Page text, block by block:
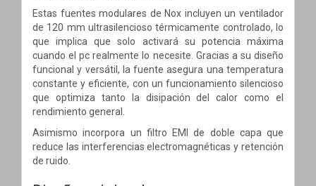
Estas fuentes modulares de Nox incluyen un ventilador
de 120 mm ultrasilencioso térmicamente controlado, lo
que implica que solo activará su potencia máxima
cuando el pc realmente lo necesite. Gracias a su diseño
funcional y versátil, la fuente asegura una temperatura
constante y eficiente, con un funcionamiento silencioso
que optimiza tanto la disipación del calor como el
rendimiento general.
Asimismo incorpora un filtro EMI de doble capa que
reduce las interferencias electromagnéticas y retención
de ruido.